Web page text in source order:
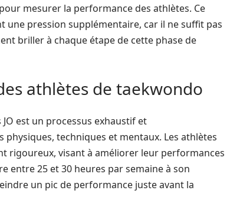
mesurer la performance des athlètes. Ce
une pression supplémentaire, car il ne suffit pas
briller à chaque étape de cette phase de
athlètes de taekwondo
est un processus exhaustif et
techniques et mentaux. Les athlètes
rigoureux, visant à améliorer leur performances
entre 25 et 30 heures par semaine à son
un pic de performance juste avant la